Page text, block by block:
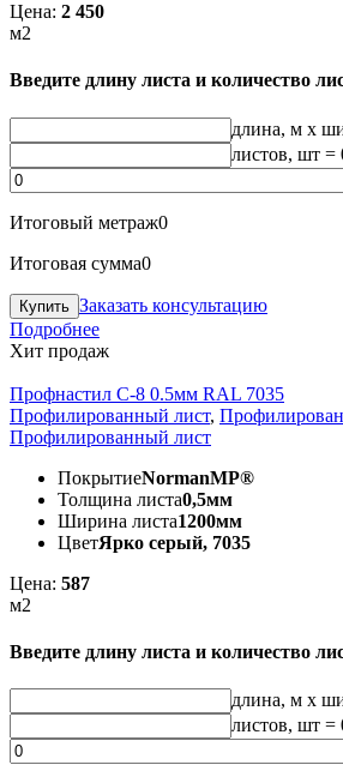
Цена: 2 450
м2
Введите длину листа и количество
длина, м x
листов, шт =
Итоговый метраж0
Итоговая сумма0
Заказать консультацию
Подробнее
Хит продаж
Профнастил С-8 0.5мм RAL 7035
Профилированный лист,
Профилированный лист
ПокрытиеNormanMP®
Толщина листа0,5мм
Ширина листа1200мм
ЦветЯрко серый, 7035
Цена: 587
м2
Введите длину листа и количество
длина, м x
листов, шт =